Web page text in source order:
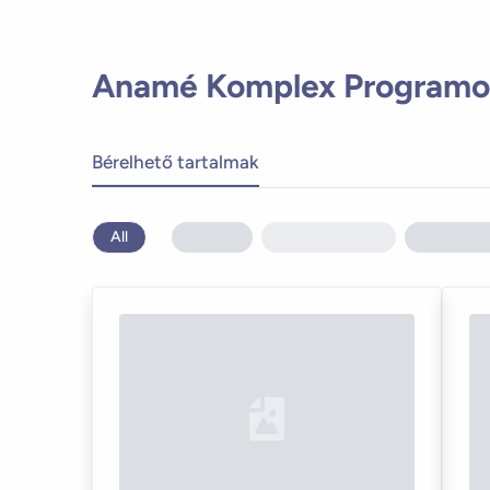
Anamé Komplex
Bérelhető tartalmak
All